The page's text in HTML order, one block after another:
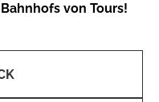
von Tours!